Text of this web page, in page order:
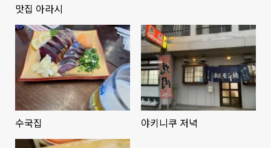
맛집 아라시
수국집 야키니쿠 저녁